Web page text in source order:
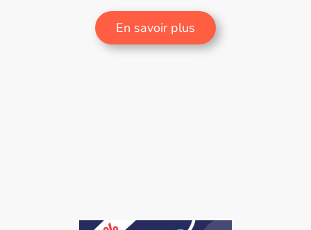
En savoir plus